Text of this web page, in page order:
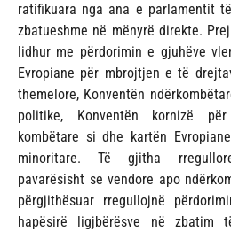
ratifikuara nga ana e parlamentit
zbatueshme në mënyrë direkte.
lidhur me përdorimin e gjuhëve
Evropiane për mbrojtjen e të
themelore, Konventën
politike, Konventën kornizë
kombëtare si dhe kartën
minoritare. Të gjitha
pavarësisht se vendore apo
përgjithësuar rregullojnë
hapësirë ligjbërësve në zbatim